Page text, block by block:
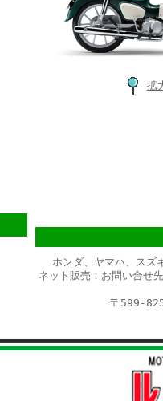
拡
ホンダ、ヤマハ、スズ
ネット販売：お問い合せ
〒599-